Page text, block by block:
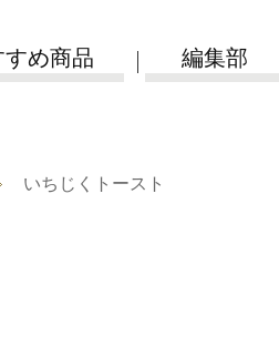
め商品 編集部
いちじくトースト